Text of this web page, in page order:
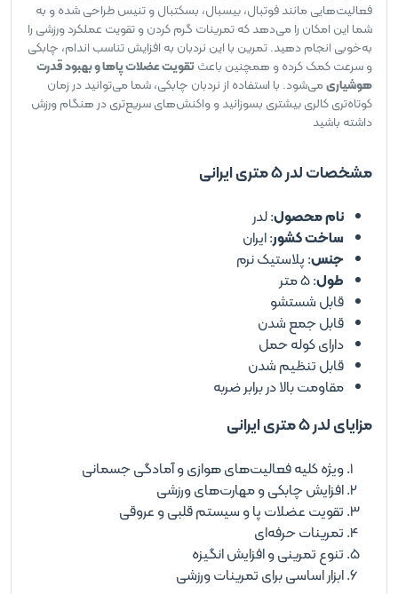
فعالیت‌هایی مانند فوتبال، بیسبال، بسکتبال و تنیس طراحی شده و به
شما این امکان را می‌دهد که تمرینات گرم کردن و تقویت عملکرد ورزشی را
به‌خوبی انجام دهید. تمرین با این نردبان به افزایش تناسب اندام، چابکی
و سرعت کمک کرده و همچنین باعث تقویت عضلات پاها و بهبود قدرت
هوشیاریمی‌شود. با استفاده از نردبان چابکی، شما می‌توانید در زمان
کوتاه‌تری کالری بیشتری بسوزانید و واکنش‌های سریع‌تری در هنگام ورزش
داشته باشید
مشخصات لدر 5 متری ایرانی
نام محصول: لدر
ساخت کشور: ایران
جنس: پلاستیک نرم
طول: ۵ متر
قابل شستشو
قابل جمع شدن
دارای کوله حمل
قابل تنظیم شدن
مقاومت بالا در برابر ضربه
مزایای لدر 5 متری ایرانی
ویژه کلیه فعالیت‌های هوازی و آمادگی جسمانی
افزایش چابکی و مهارت‌های ورزشی
تقویت عضلات پا و سیستم قلبی و عروقی
تمرینات حرفه‌ای
تنوع تمرینی و افزایش انگیزه
ابزار اساسی برای تمرینات ورزشی